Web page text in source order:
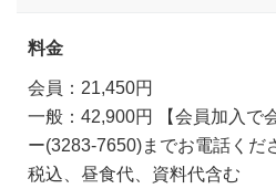
料金
会員：21,450円
一般：42,900円 【会員加入で
ー(3283-7650)までお電話くだ
税込、昼食代、資料代含む